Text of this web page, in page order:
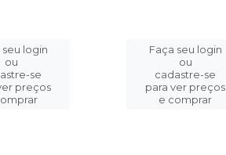
seu login
ou
se
preços
Faça seu login
ou
cadastre-se
para ver preços
e comprar